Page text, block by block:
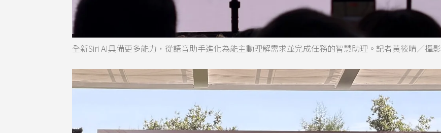
全新Siri AI具備更多能力，從語音助手進化為能主動理解需求並完成任務的智慧助理。記者黃筱晴／攝影